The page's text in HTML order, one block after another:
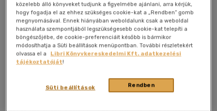
Kívánságlistához adom Megosztom
magyar nyelvű|keménytábla,
védőborító|229 oldal
közelebb álló könyveket tudjunk a figyelmébe ajánlani, arra kérjük,
hogy fogadja el az ehhez szükséges cookie-kat a „Rendben” gomb
megnyomásával. Ennek hiányában weboldalunk csak a weboldal
használata szempontjából legszükségesebb cookie-kat telepíti a
böngészőjébe, de cookie-preferenciáit később is bármikor
módosíthatja a Süti beállítások menüpontban. További részletekért
olvassa el a
Libri Könyvkereskedelmi Kft. adatkezelési
tájékoztatóját!
Rendben
Süti beállítások